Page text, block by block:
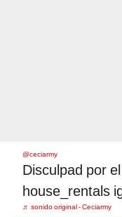
@ceciarmy
Disculpad por
house_rentals
♬ sonido original - Ceciarmy